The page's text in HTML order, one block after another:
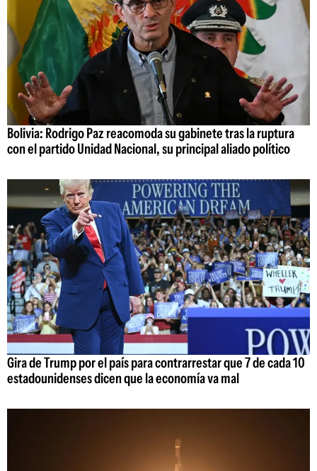
Bolivia: Rodrigo Paz reacomoda su gabinete tras la ruptura
con el partido Unidad Nacional, su principal aliado político
Gira de Trump por el país para contrarrestar que 7 de cada 10
estadounidenses dicen que la economía va mal